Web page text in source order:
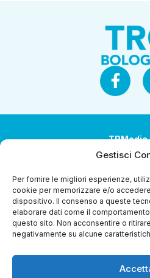
Gestisci
Per fornire le migliori esperienze,
cookie per memorizzare e/o
dispositivo. Il consenso a queste
elaborare dati come il
questo sito. Non acconsentire o
negativamente su alcune
TRMedia
Società a
Società sottoposta ad
coordinamento da parte di
Sede legale: via Ragazzi del ’99
(RE)
Capitale sociale €